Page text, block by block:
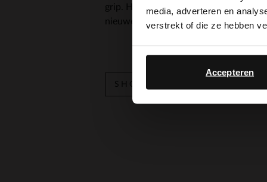
media, adverteren en
verstrekt of die ze hebben
Accepteren
grip. Hierdoor kan je langdurig staan
nieuwe
sneakers . Kom stijlvol én
SHOP NU